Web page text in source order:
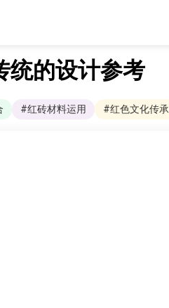
统的设计参考
#红砖材料运用 #红色文化传承